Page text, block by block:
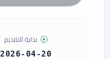
بداية التقديم
2026-04-20